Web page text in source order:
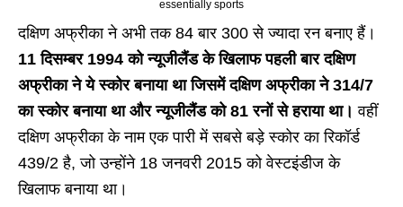
essentially sports
दक्षिण अफ्रीका ने अभी तक 84 बार 300 से ज्यादा रन बनाए हैं।
11 दिसम्बर 1994 को न्यूजीलैंड के खिलाफ पहली बार दक्षिण
अफ्रीका ने ये स्कोर बनाया था जिसमें दक्षिण अफ्रीका ने 314/7
का स्कोर बनाया था और न्यूजीलैंड को 81 रनों से हराया था। वहीं
दक्षिण अफ्रीका के नाम एक पारी में सबसे बड़े स्कोर का रिकॉर्ड
439/2 है, जो उन्होंने 18 जनवरी 2015 को वेस्टइंडीज के
खिलाफ बनाया था।